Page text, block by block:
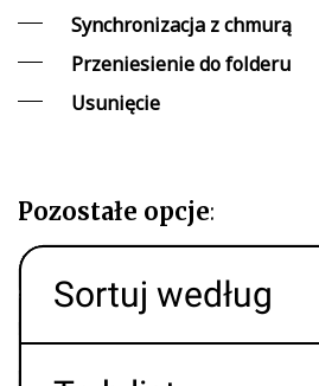
Synchronizacja z chmurą
Przeniesienie do folderu
Usunięcie
Pozostałe opcje: